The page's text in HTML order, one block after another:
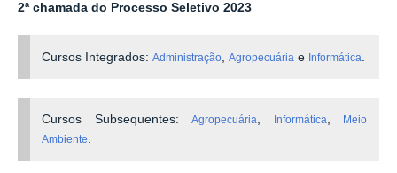
2ª chamada do Processo Seletivo 2023
Cursos Integrados:Administração ,Agropecuária e Informática
Cursos Subsequentes:Agropecuária Informática
Meio
Ambiente